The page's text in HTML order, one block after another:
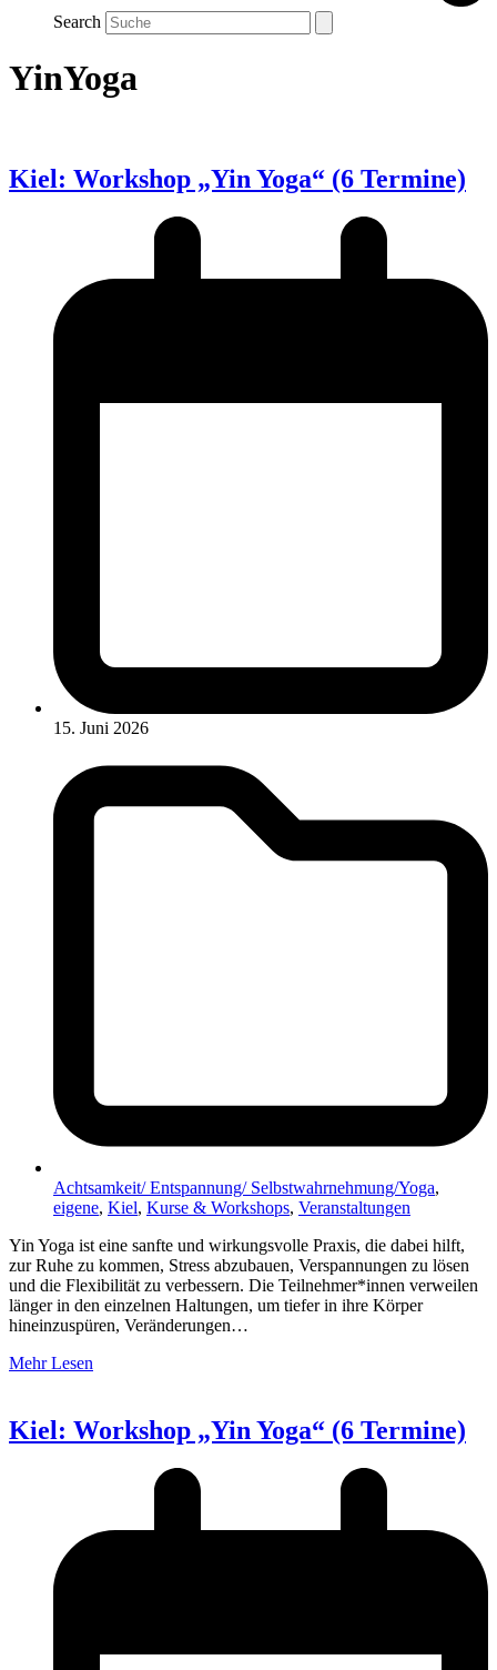
Search
YinYoga
Kiel: Workshop „Yin Yoga“ (6 Termine)
15. Juni 2026
Achtsamkeit/ Entspannung/ Selbstwahrnehmung/Yoga,
eigene, Kiel, Kurse & Workshops, Veranstaltungen
Yin Yoga ist eine sanfte und wirkungsvolle Praxis, die dabei hilft,
zur Ruhe zu kommen, Stress abzubauen, Verspannungen zu lösen
und die Flexibilität zu verbessern. Die Teilnehmer*innen verweilen
länger in den einzelnen Haltungen, um tiefer in ihre Körper
hineinzuspüren, Veränderungen…
Mehr Lesen
Kiel: Workshop „Yin Yoga“ (6 Termine)